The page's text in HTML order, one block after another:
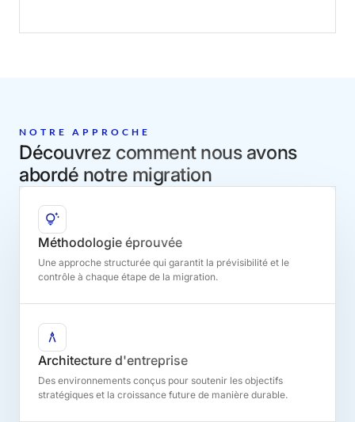
NOTRE APPROCHE
Découvrez comment nous avons
abordé notre migration
Méthodologie éprouvée
Une approche structurée qui garantit la prévisibilité et le
contrôle à chaque étape de la migration.
Architecture d'entreprise
Des environnements conçus pour soutenir les objectifs
stratégiques et la croissance future de manière durable.